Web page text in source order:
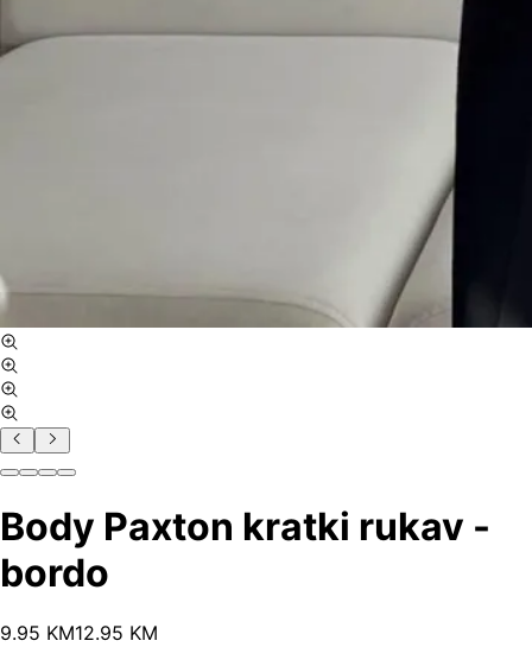
Body Paxton kratki rukav -
bordo
9.95 KM12.95 KM